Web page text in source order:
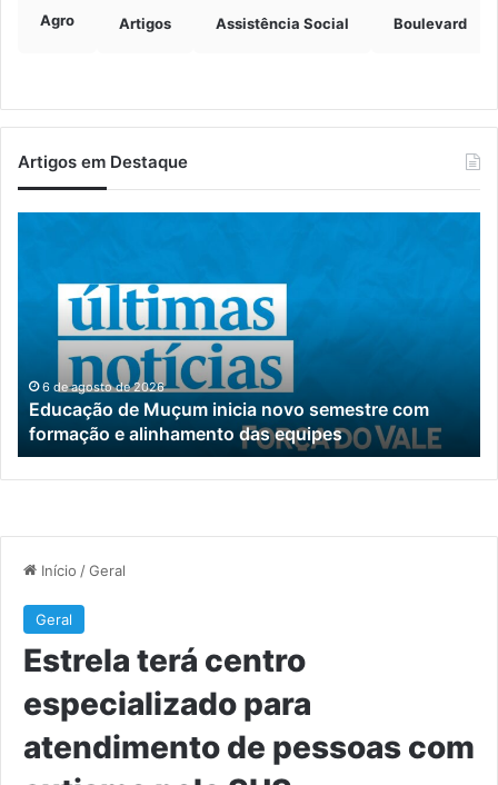
Agro Artigos Assistência Social Boulevard
Artigos em Destaque
semestre
formação
alinhamento
das
equipes
6 de agosto de 2026
Educação de Muçum inicia novo semestre com
formação e alinhamento das equipes